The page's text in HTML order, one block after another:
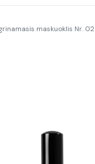
maskuoklis Nr. 02